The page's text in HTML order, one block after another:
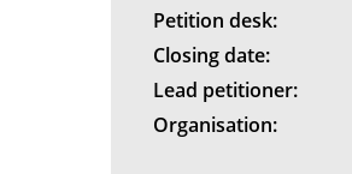
Petition desk:
Closing date:
Lead petitioner:
Organisation: